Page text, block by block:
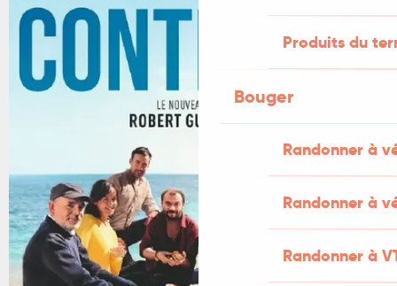
Produits du
Bouger
Randonner à
Randonner à
Randonner à